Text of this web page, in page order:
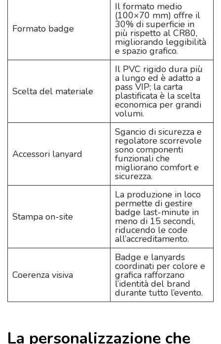
Formato badge
Il formato medio
(100×70 mm) offre il
30% di superficie in
più rispetto al CR80,
migliorando leggibilità
e spazio grafico.
Scelta del materiale
Il PVC rigido dura più
a lungo ed è adatto a
pass VIP; la carta
plastificata è la scelta
economica per grandi
volumi.
Accessori lanyard
Sgancio di sicurezza e
regolatore scorrevole
sono componenti
funzionali che
migliorano comfort e
sicurezza.
Stampa on-site
La produzione in loco
permette di gestire
badge last-minute in
meno di 15 secondi,
riducendo le code
all’accreditamento.
Coerenza visiva
Badge e lanyards
coordinati per colore e
grafica rafforzano
l’identità del brand
durante tutto l’evento.
La personalizzazione che